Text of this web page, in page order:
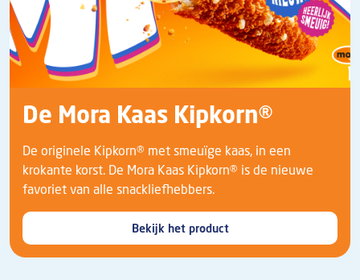
De Mora Kaas Kipkorn®
De originele Kipkorn® met smeuïge kaas, in een
krokante korst. De Mora Kaas Kipkorn® is de nieuwe
favoriet van alle snackliefhebbers.
Bekijk het product